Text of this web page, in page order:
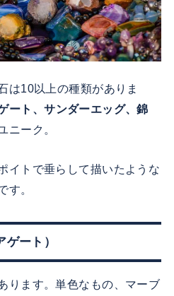
は10以上の種類がありま
ート、サンダーエッグ、錦
ニーク。
イトで垂らして描いたような
す。
ート）
ります。単色なもの、マーブ